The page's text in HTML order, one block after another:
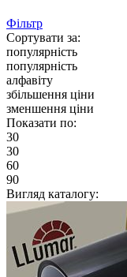
Фільтр
Сортувати за:
популярність
популярність
алфавіту
збільшення ціни
зменшення ціни
Показати по:
30
30
60
90
Вигляд каталогу: